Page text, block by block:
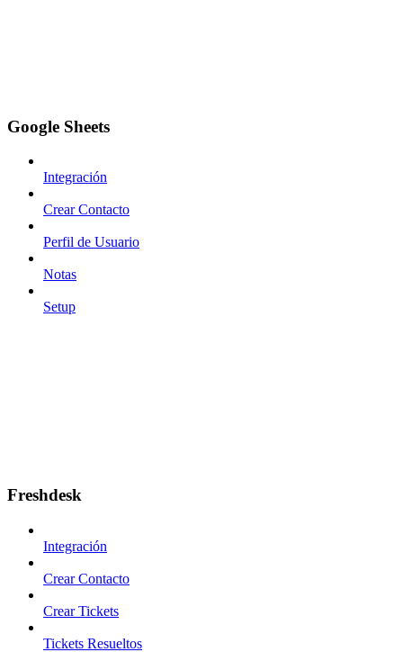
Google Sheets
Integración
Crear Contacto
Perfil de Usuario
Notas
Setup
Freshdesk
Integración
Crear Contacto
Crear Tickets
Tickets Resueltos